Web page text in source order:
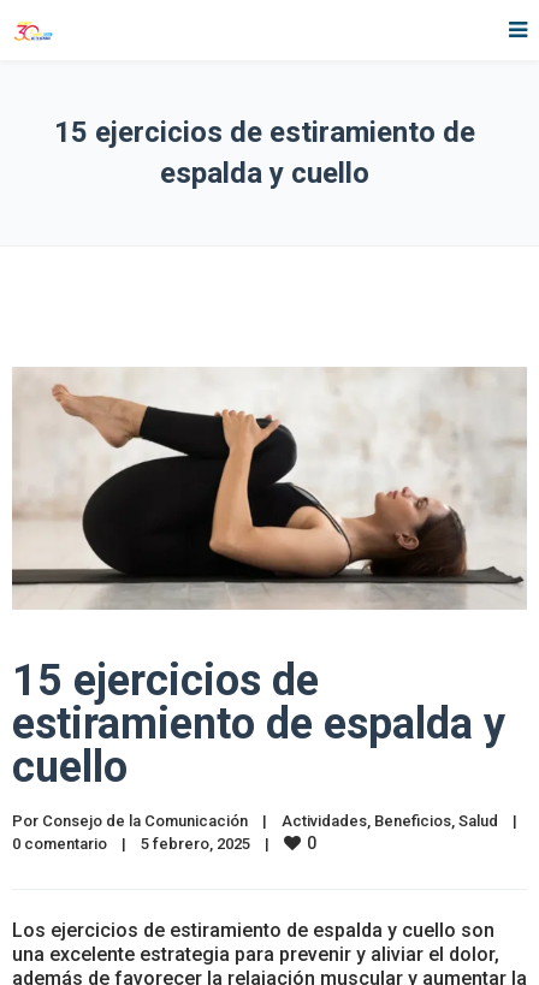
15 ejercicios de estiramiento de
espalda y cuello
15 ejercicios de
estiramiento de espalda y
cuello
Por Consejo de la Comunicación | Actividades Beneficios Salud
|
0 comentario
| 5 febrero, 2025 | 0
Los ejercicios de estiramiento de espalda y cuello son
una excelente estrategia para prevenir y aliviar el dolor,
además de favorecer la relajación muscular y aumentar la